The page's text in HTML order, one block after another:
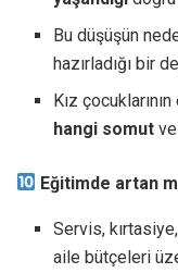
Bu düşüşün
hazırladığı bir
Kız
hangi somutve
Eğitimde artan
Servis,
aile bütçeleri